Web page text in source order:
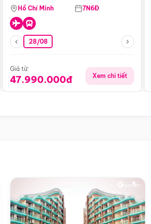
Airways)
Hồ Chí Minh 7N6Đ
28/08
Giá từ:
47.990.000đ Xem chi tiết